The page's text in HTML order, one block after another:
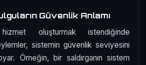
Güvenlik Anlamı
oluşturmak istendiğinde
sistemin güvenlik seviyesini
Örneğin, bir saldırganın sistem